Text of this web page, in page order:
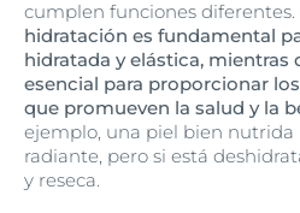
cumplen funciones diferentes.
hidratación es fundamental
hidratada y elástica, mientras
esencial para proporcionar
que promueven la salud y la
ejemplo, una piel bien
radiante, pero si está
y reseca.